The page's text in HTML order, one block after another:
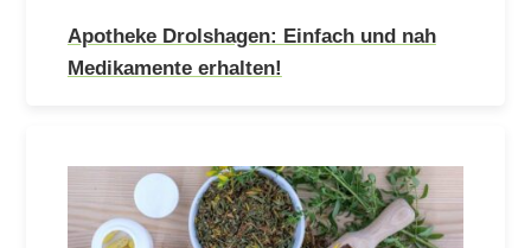
Apotheke Drolshagen: Einfach und nah
Medikamente erhalten!